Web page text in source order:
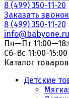
8 (499) 350-11-20
Заказать звонок
8 (499) 350-11-20
info@babyone.ru
Пн—Пт
Сб-Вс 11:00-15:00
Каталог товаров
Детские